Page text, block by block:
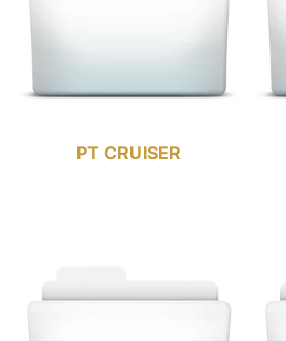
PT CRUISER